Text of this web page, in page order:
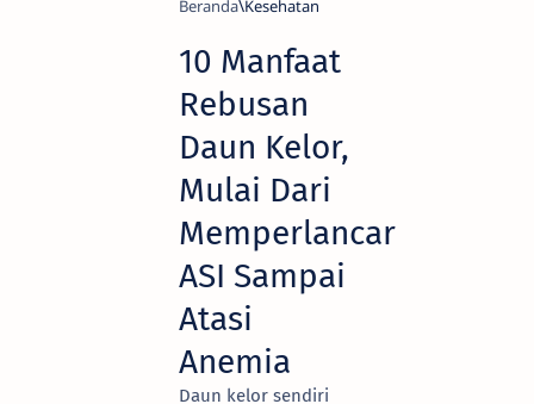
Beranda Kesehatan
10 Manfaat
Rebusan
Daun Kelor,
Mulai Dari
Memperlancar
ASI Sampai
Atasi
Anemia
Daun kelor sendiri